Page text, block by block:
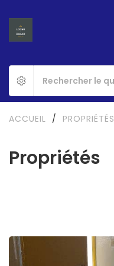
Propriétés
ACCUEIL / PROPRIÉTÉS